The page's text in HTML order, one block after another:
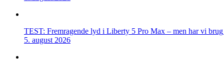
TEST: Fremragende lyd i Liberty 5 Pro Max – men har vi brug
5. august 2026